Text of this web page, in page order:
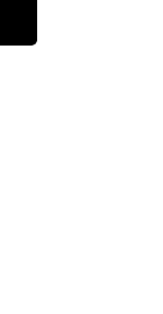
€255.90.